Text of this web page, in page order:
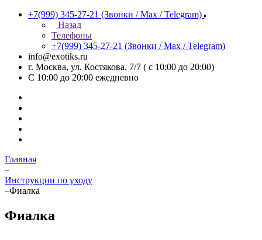
+7(999) 345-27-21 (Звонки / Max / Telegram)
Назад
Телефоны
+7(999) 345-27-21 (Звонки / Max / Telegram)
info@exotiks.ru
г. Москва, ул. Костякова, 7/7 ( с 10:00 до 20:00)
С 10:00 до 20:00 ежедневно
Главная
–
Инструкции по уходу
–Фиалка
Фиалка